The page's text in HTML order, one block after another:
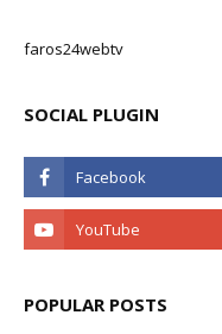
faros24webtv
SOCIAL PLUGIN
POPULAR POSTS